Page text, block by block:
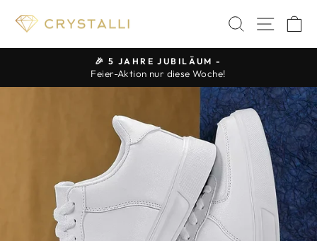
zum
SUCHE
Pause
🎉 5 JAHRE JUBILÄUM -
Feier-Aktion nur diese Woche!